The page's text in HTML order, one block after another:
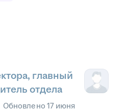
главный
отдела
Обновлено 17 июня